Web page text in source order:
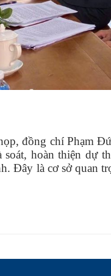
đồng chí Phạm
hoàn thiện dự
Đây là cơ sở quan